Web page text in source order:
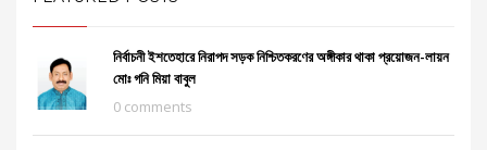
নির্বাচনী ইশতেহারে নিরাপদ সড়ক নিশ্চিতকরণের অঙ্গীকার থাকা প্রয়োজন-লায়ন
মোঃ গনি মিয়া বাবুল
0 comments